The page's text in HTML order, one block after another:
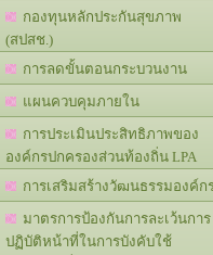
กองทุนหลักประกันสุขภาพ
(สปสช.)
การลดขั้นตอนกระบวนงาน
แผนควบคุมภายใน
การประเมินประสิทธิภาพของ
องค์กรปกครองส่วนท้องถิ่น LPA
การเสริมสร้างวัฒนธรรมองค์ก
มาตรการป้องกันการละเว้นการ
ปฏิบัติหน้าที่ในการบังคับใช้